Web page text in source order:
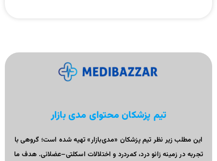
تیم پزشکان محتوای مدی بازار
این مطلب زیر نظر تیم پزشکان «مدی‌بازار» تهیه شده است؛ گروهی با
تجربه در زمینه زانو درد، کمردرد و اختلالات اسکلتی–عضلانی. هدف ما